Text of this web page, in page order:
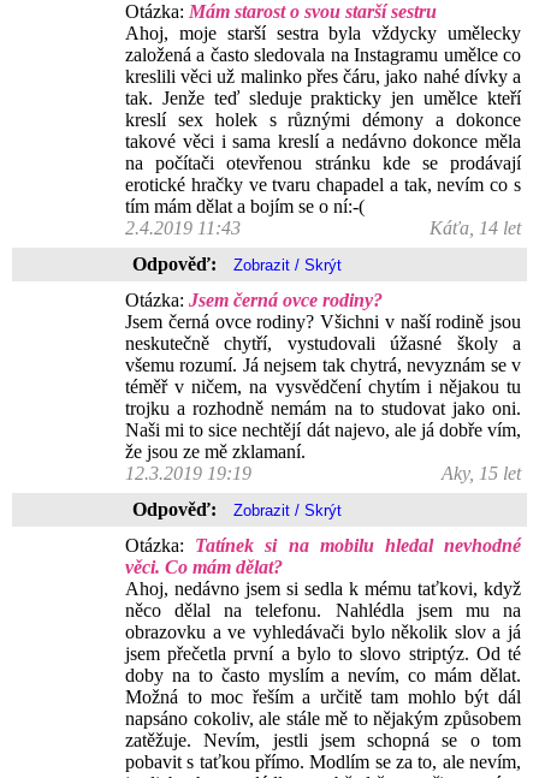
Otázka: Mám starost o svou starší sestru
Ahoj, moje starší sestra byla vždycky umělecky
založená a často sledovala na Instagramu umělce co
kreslili věci už malinko přes čáru, jako nahé dívky a
tak. Jenže teď sleduje prakticky jen umělce kteří
kreslí sex holek s různými démony a dokonce
takové věci i sama kreslí a nedávno dokonce měla
na počítači otevřenou stránku kde se prodávají
erotické hračky ve tvaru chapadel a tak, nevím co s
tím mám dělat a bojím se o ní:-(
2.4.2019 11:43
Káťa, 14 let
Odpověď:
Otázka: Jsem černá ovce rodiny?
Jsem černá ovce rodiny? Všichni v naší rodině jsou
neskutečně chytří, vystudovali úžasné školy a
všemu rozumí. Já nejsem tak chytrá, nevyznám se v
téměř v ničem, na vysvědčení chytím i nějakou tu
trojku a rozhodně nemám na to studovat jako oni.
Naši mi to sice nechtějí dát najevo, ale já dobře vím,
že jsou ze mě zklamaní.
12.3.2019 19:19
Aky, 15 let
Odpověď:
Otázka: Tatínek si na mobilu hledal nevhodné
věci. Co mám dělat?
Ahoj, nedávno jsem si sedla k mému taťkovi, když
něco dělal na telefonu. Nahlédla jsem mu na
obrazovku a ve vyhledávači bylo několik slov a já
jsem přečetla první a bylo to slovo striptýz. Od té
doby na to často myslím a nevím, co mám dělat.
Možná to moc řeším a určitě tam mohlo být dál
napsáno cokoliv, ale stále mě to nějakým způsobem
zatěžuje. Nevím, jestli jsem schopná se o tom
pobavit s taťkou přímo. Modlím se za to, ale nevím,